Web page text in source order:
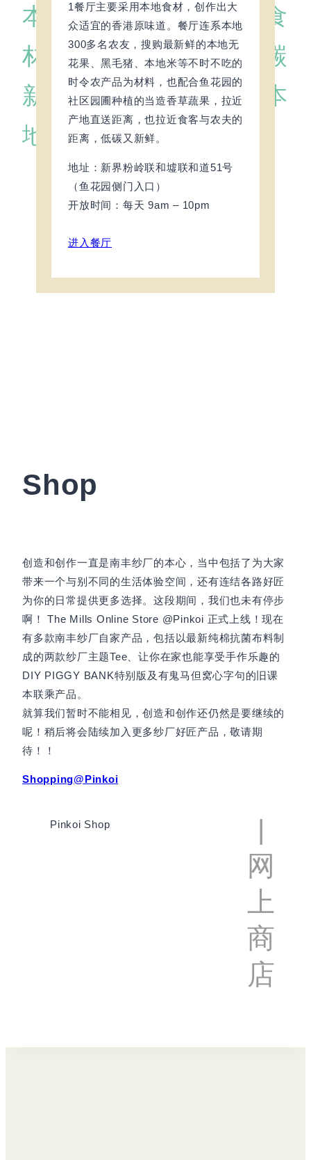
社区小店—香港有机果蔬农
庄
联和鱼档
1餐厅主要采用本地食材，创作出大
众适宜的香港原味道。餐厅连系本地
300多名农友，搜购最新鲜的本地无
花果、黑毛猪、本地米等不时不吃的
时令农产品为材料，也配合鱼花园的
社区园圃种植的当造香草蔬果，拉近
产地直送距离，也拉近食客与农夫的
距离，低碳又新鲜。
地址：新界粉岭联和墟联和道51号
（鱼花园侧门入口）
开放时间：每天 9am – 10pm
进入餐厅
本地食材低碳新鲜本地食
材
低碳新鲜本地食材低碳
新鲜本地食材低碳新鲜
本
地食材低碳新鲜
Shop
创造和创作一直是南丰纱厂的本心，当中包括了为大家
带来一个与别不同的生活体验空间，还有连结各路好匠
为你的日常提供更多选择。这段期间，我们也未有停步
啊！ The Mills Online Store @Pinkoi 正式上线！现在
有多款南丰纱厂自家产品，包括以最新纯棉抗菌布料制
成的两款纱厂主题Tee、让你在家也能享受手作乐趣的
DIY PIGGY BANK特别版及有鬼马但窝心字句的旧课
本联乘产品。
就算我们暂时不能相见，创造和创作还仍然是要继续的
呢！稍后将会陆续加入更多纱厂好匠产品，敬请期
待！！
Shopping@Pinkoi
Pinkoi Shop
|
网
上
商
店